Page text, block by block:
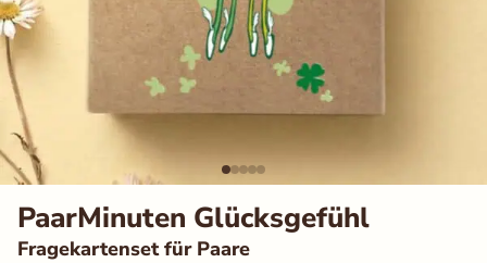
PaarMinuten Glücksgefühl
Fragekartenset für Paare